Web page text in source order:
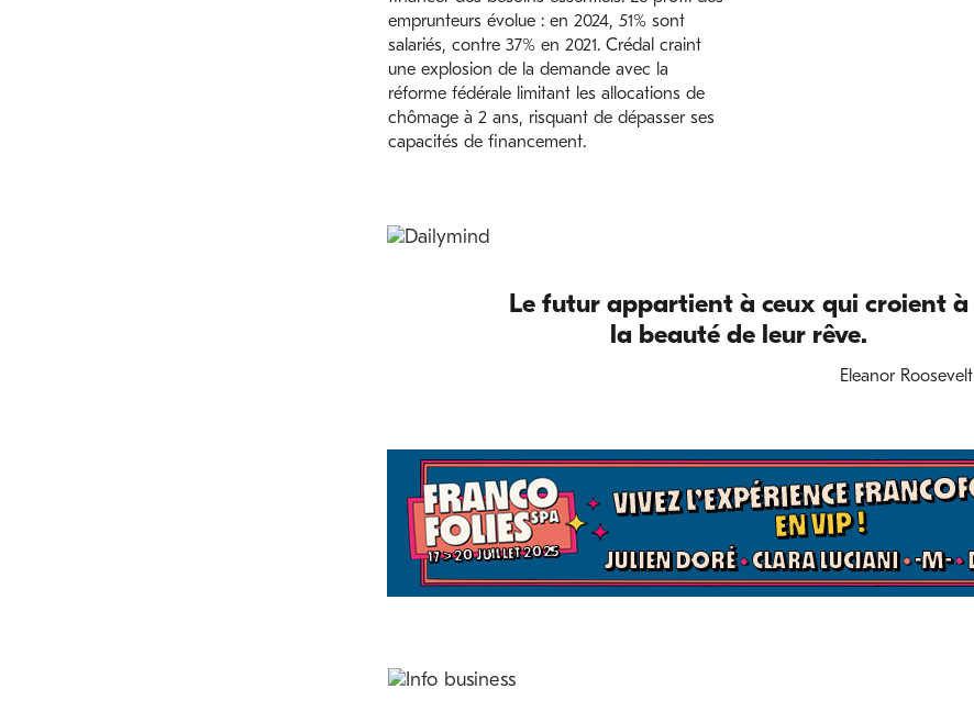
emprunteurs évolue : en 2024, 51% sont
salariés, contre 37% en 2021. Crédal craint
une explosion de la demande avec la
réforme fédérale limitant les allocations de
chômage à 2 ans, risquant de dépasser ses
capacités de financement.
Le futur appartient à ceux qui croient à
la beauté de leur rêve.
Eleanor Roosevelt